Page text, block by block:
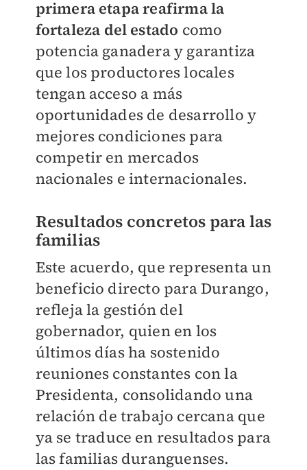
primera etapa reafirma la
fortaleza del estado como
potencia ganadera y garantiza
que los productores locales
tengan acceso a más
oportunidades de desarrollo y
mejores condiciones para
competir en mercados
nacionales e internacionales.
Resultados concretos para las
familias
Este acuerdo, que representa un
beneficio directo para Durango,
refleja la gestión del
gobernador, quien en los
últimos días ha sostenido
reuniones constantes con la
Presidenta, consolidando una
relación de trabajo cercana que
ya se traduce en resultados para
las familias duranguenses.